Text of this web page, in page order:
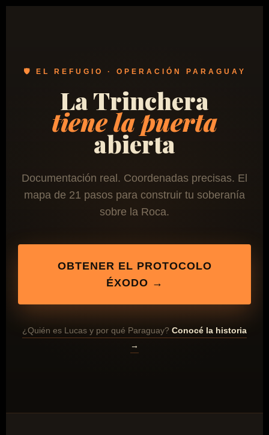
🛡️ EL REFUGIO · OPERACIÓN PARAGUAY
La Trinchera
tiene la puerta
abierta
Documentación real. Coordenadas precisas. El
mapa de 21 pasos para construir tu soberanía
sobre la Roca.
OBTENER EL PROTOCOLO
ÉXODO →
¿Quién es Lucas y por qué Paraguay? Conocé la historia
→